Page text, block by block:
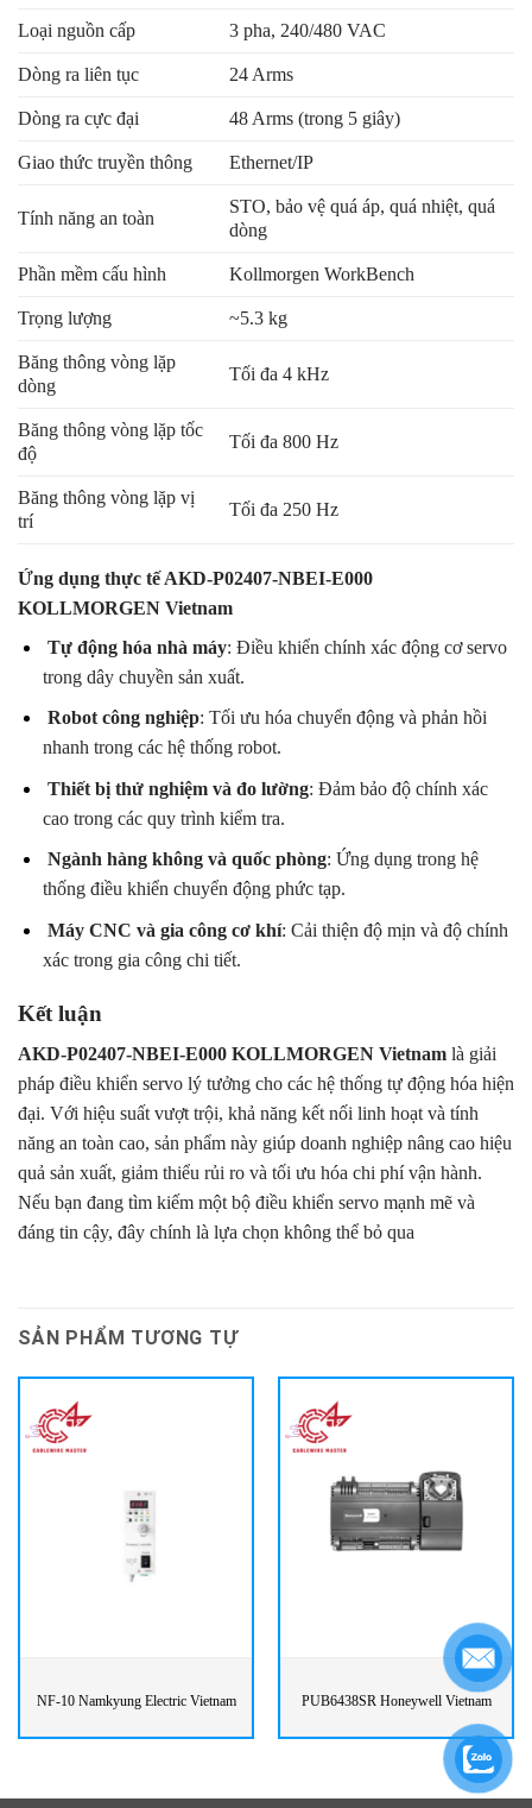
Loại nguồn cấp 3 pha, 240/480 VAC
Dòng ra liên tục 24 Arms
Dòng ra cực đại 48 Arms (trong 5 giây)
Giao thức truyền thông Ethernet/IP
Tính năng an toàn
STO, bảo vệ quá áp, quá nhiệt, quá
dòng
Phần mềm cấu hình Kollmorgen WorkBench
Trọng lượng ~5.3 kg
Băng thông vòng lặp
dòng
Tối đa 4 kHz
Băng thông vòng lặp tốc
độ
Tối đa 800 Hz
Băng thông vòng lặp vị
trí
Tối đa 250 Hz
Ứng dụng thực tế AKD-P02407-NBEI-E000
KOLLMORGEN Vietnam
Tự động hóa nhà máy: Điều khiển chính xác động cơ servo
trong dây chuyền sản xuất.
Robot công nghiệp: Tối ưu hóa chuyển động và phản hồi
nhanh trong các hệ thống robot.
Thiết bị thử nghiệm và đo lường: Đảm bảo độ chính xác
cao trong các quy trình kiểm tra.
Ngành hàng không và quốc phòng: Ứng dụng trong hệ
thống điều khiển chuyển động phức tạp.
Máy CNC và gia công cơ khí: Cải thiện độ mịn và độ chính
xác trong gia công chi tiết.
Kết luận
AKD-P02407-NBEI-E000 KOLLMORGEN Vietnam là giải
pháp điều khiển servo lý tưởng cho các hệ thống tự động hóa hiện
đại. Với hiệu suất vượt trội, khả năng kết nối linh hoạt và tính
năng an toàn cao, sản phẩm này giúp doanh nghiệp nâng cao hiệu
quả sản xuất, giảm thiểu rủi ro và tối ưu hóa chi phí vận hành.
Nếu bạn đang tìm kiếm một bộ điều khiển servo mạnh mẽ và
đáng tin cậy, đây chính là lựa chọn không thể bỏ qua
SẢN PHẨM TƯƠNG TỰ
NF-10 Namkyung Electric Vietnam PUB6438SR Honeywell Vietnam